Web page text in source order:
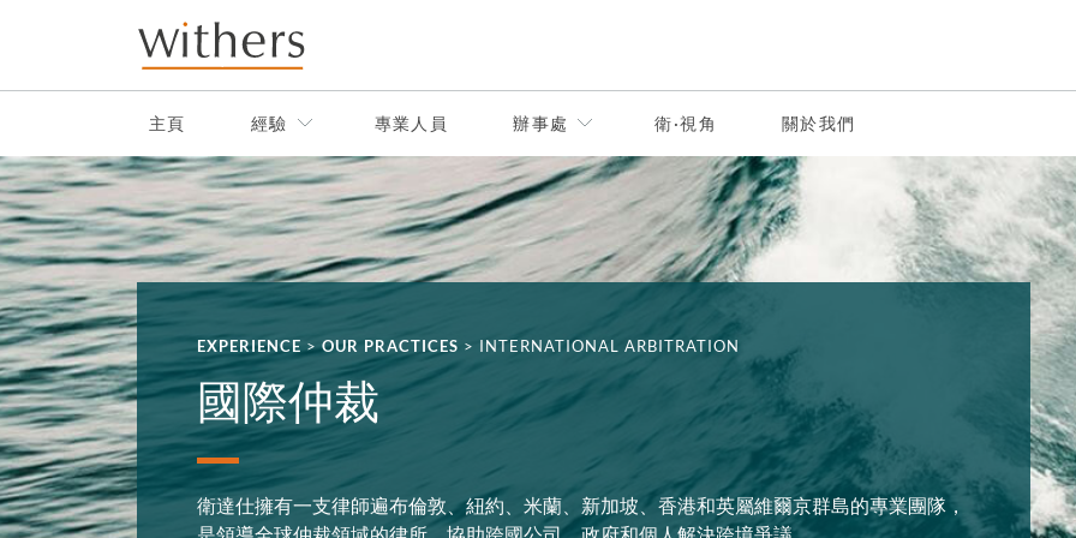
Skip to main content
主頁 經驗 專業人員 辦事處 衛·視角 關於我們
EXPERIENCE >OUR PRACTICES > INTERNATIONAL ARBITRATION
國際仲裁
衛達仕擁有一支律師遍布倫敦、紐約、米蘭、新加坡、香港和英屬維爾京群島的專業團隊，